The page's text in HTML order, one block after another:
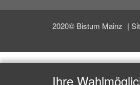
2020© Bistum Mainz
Ihre